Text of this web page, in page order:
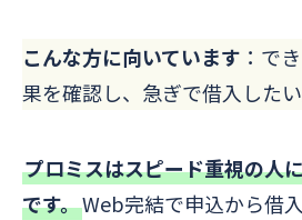
こんな方に向いています ：で
果を確認し、急ぎで借入した
プロミスはスピード重視の人
です。Web完結で申込から借